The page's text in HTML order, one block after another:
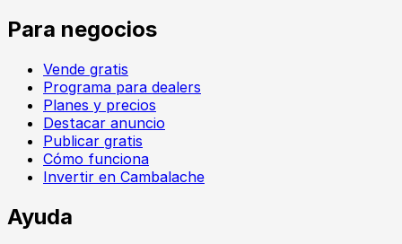
Para negocios
Vende gratis
Programa para dealers
Planes y precios
Destacar anuncio
Publicar gratis
Cómo funciona
Invertir en Cambalache
Ayuda